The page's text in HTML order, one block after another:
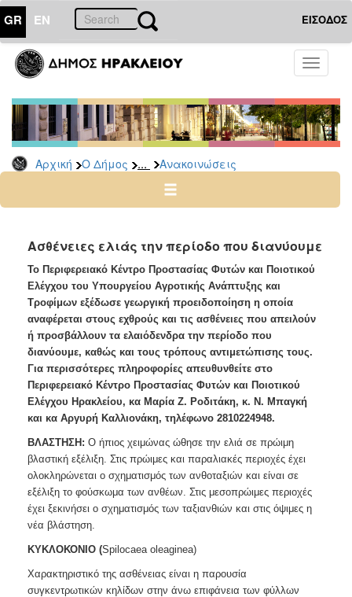
GR EN ΕΙΣΟΔΟΣ
Toggle
Αρχική Ο Δήμος ... Ανακοινώσεις
ΔΗΜΟΣ
Υπηρεσίες
&
Φορείς
Δημοτικές
Υπηρεσίες
Ηλεκτρονική
Σχολικές
Επιτροπές
Αγροτική
Ανάπτυξη
Ανακοινώσεις
Προγράμματα
Προσχολική
Αγωγή
Κοιμητήρια
Κέντρο
Οικογένειας
ΤΟΠΟΣ
Ασθένειες ελιάς την περίοδο που διανύουμε
Το Περιφερειακό Κέντρο Προστασίας Φυτών και Ποιοτικού
Ελέγχου του Υπουργείου Αγροτικής Ανάπτυξης και
Τροφίμων εξέδωσε γεωργική προειδοποίηση η οποία
αναφέρεται στους εχθρούς και τις ασθένειες που απειλούν
ή προσβάλλουν τα ελαιόδενδρα την περίοδο που
διανύουμε, καθώς και τους τρόπους αντιμετώπισης τους.
Για περισσότερες πληροφορίες απευθυνθείτε στο
Περιφερειακό Κέντρο Προστασίας Φυτών και Ποιοτικού
Ελέγχου Ηρακλείου, κα Μαρία Ζ. Ροδιτάκη, κ. Ν. Μπαγκή
και κα Αργυρή Καλλιονάκη, τηλέφωνο 2810224948.
ΒΛΑΣΤΗΣΗ: Ο ήπιος χειμώνας ώθησε την ελιά σε πρώιμη
βλαστική εξέλιξη. Στις πρώιμες και παραλιακές περιοχές έχει
ολοκληρώνεται ο σχηματισμός των ανθοταξιών και είναι σε
εξέλιξη το φούσκωμα των ανθέων. Στις μεσοπρώιμες περιοχές
έχει ξεκινήσει ο σχηματισμός των ταξιανθιών και στις όψιμες η
νέα βλάστηση.
ΚΥΚΛΟΚΟΝΙΟ (Spilocaea oleaginea)
Χαρακτηριστικό της ασθένειας είναι η παρουσία
συγκεντρωτικών κηλίδων στην άνω επιφάνεια των φύλλων